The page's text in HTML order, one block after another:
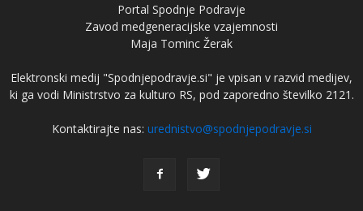
Portal Spodnje Podravje
Zavod medgeneracijske vzajemnosti
Maja Tominc Žerak
Elektronski medij "Spodnjepodravje.si" je vpisan v razvid medijev,
ki ga vodi Ministrstvo za kulturo RS, pod zaporedno številko 2121.
Kontaktirajte nas: urednistvo@spodnjepodravje.si